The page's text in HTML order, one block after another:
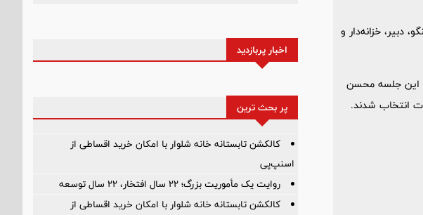
دبیر، خزانه‌دار و
این جلسه محسن
انتخاب شدند.
اخبار پربازدید
پر بحث ترین
کالکشن تابستانه خانه شلوار با امکان خرید اقساطی از
اسنپ‌پی
روایت یک مأموریت بزرگ؛ ۲۲ سال افتخار، ۲۲ سال توسعه
کالکشن تابستانه خانه شلوار با امکان خرید اقساطی از